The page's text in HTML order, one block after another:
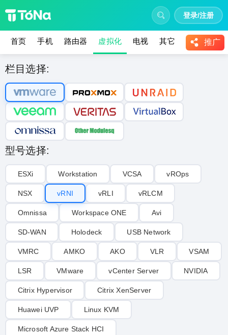
登录/注册
首页 手机 路由器 虚拟化 电视 其它 教程 推广
栏目选择:
型号选择:
ESXi Workstation VCSA vROps
NSX vRNI vRLI‌ vRLCM
Omnissa Workspace ONE Avi
SD-WAN Holodeck USB Network
VMRC AMKO AKO VLR VSAM
LSR VMware vCenter Server NVIDIA
Citrix Hypervisor Citrix XenServer
Huawei UVP Linux KVM
Microsoft Azure Stack HCI